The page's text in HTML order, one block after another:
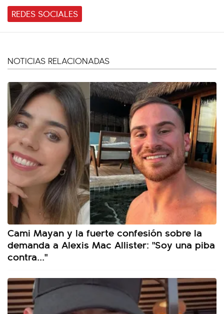
REDES SOCIALES
NOTICIAS RELACIONADAS
Cami Mayan y la fuerte confesión sobre la
demanda a Alexis Mac Allister: "Soy una piba
contra..."